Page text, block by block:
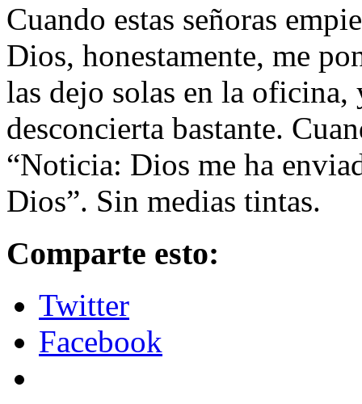
Cuando estas señoras
Dios, honestamente, me
las dejo solas en la
desconcierta bastante.
“Noticia: Dios me ha
Dios”. Sin medias tintas.
Comparte esto:
Twitter
Facebook